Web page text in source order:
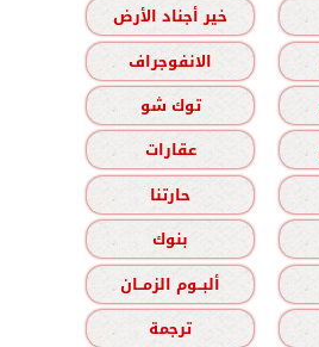
خير أجناد الأرض
الانفوجراف
توك شو
عقارات
حارتنا
بنوك
ألبــوم الزمــان
ترجمة